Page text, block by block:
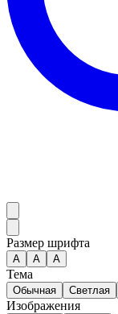
Размер шрифта
А A A
Тема
Обычная Светлая
Изображения